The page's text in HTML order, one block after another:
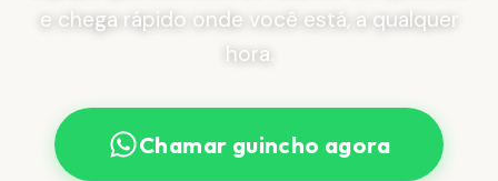
e chega rápido onde você está, a qualquer
hora.
Chamar guincho agora